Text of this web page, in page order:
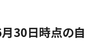
30日時点の自